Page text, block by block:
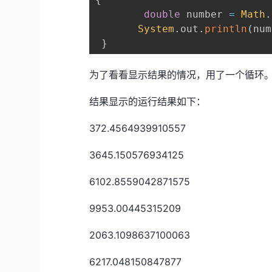
double number = Math .
System . out . println (
}
为了看看显示结果的情况，用了一个循环。
结果显示的运行结果如下：
372.4564939910557
3645.150576934125
6102.8559042871575
9953.00445315209
2063.1098637100063
6217.048150847877